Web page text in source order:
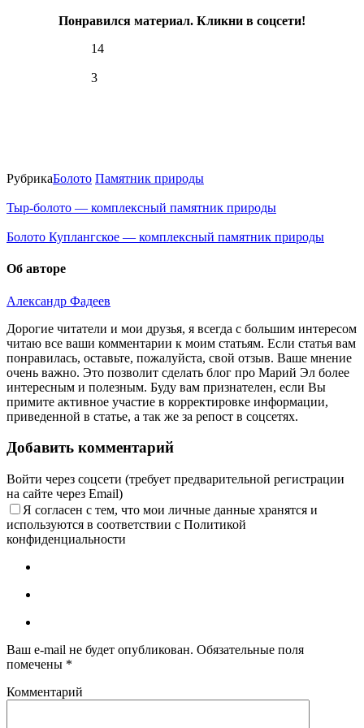
241°
15:00
760
6.8
234°
15.02
18:00
-4.9°
757
88%
232°
15.02
21:00
-3.3°
753
91%
8.9
16.02
-1.2°
750
9.2
Понравился материал. Кликни в соцсети!
14
3
РубрикаБолото Памятник природы
Тыр-болото — комплексный памятник природы
Болото Куплангское — комплексный памятник природы
Об авторе
Александр Фадеев
Дорогие читатели и мои друзья, я всегда с большим интересом
читаю все ваши комментарии к моим статьям. Если статья вам
понравилась, оставьте, пожалуйста, свой отзыв. Ваше мнение
очень важно. Это позволит сделать блог про Марий Эл более
интересным и полезным. Буду вам признателен, если Вы
примите активное участие в корректировке информации,
приведенной в статье, а так же за репост в соцсетях.
Добавить комментарий
Войти через соцсети (требует предварительной регистрации
на сайте через Email)
Я согласен с тем, что мои личные данные хранятся и
используются в соответствии с Политикой
конфиденциальности
Ваш e-mail не будет опубликован. Обязательные поля
помечены *
Комментарий